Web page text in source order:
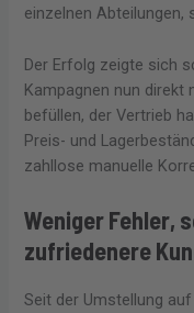
einzelnen Abteilungen,
Der Erfolg zeigte sich
Kampagnen nun
befüllen, der Vertrieb
Preis- und
zahllose manuelle
Weniger Fehler,
zufriedenere
Seit der Umstellung